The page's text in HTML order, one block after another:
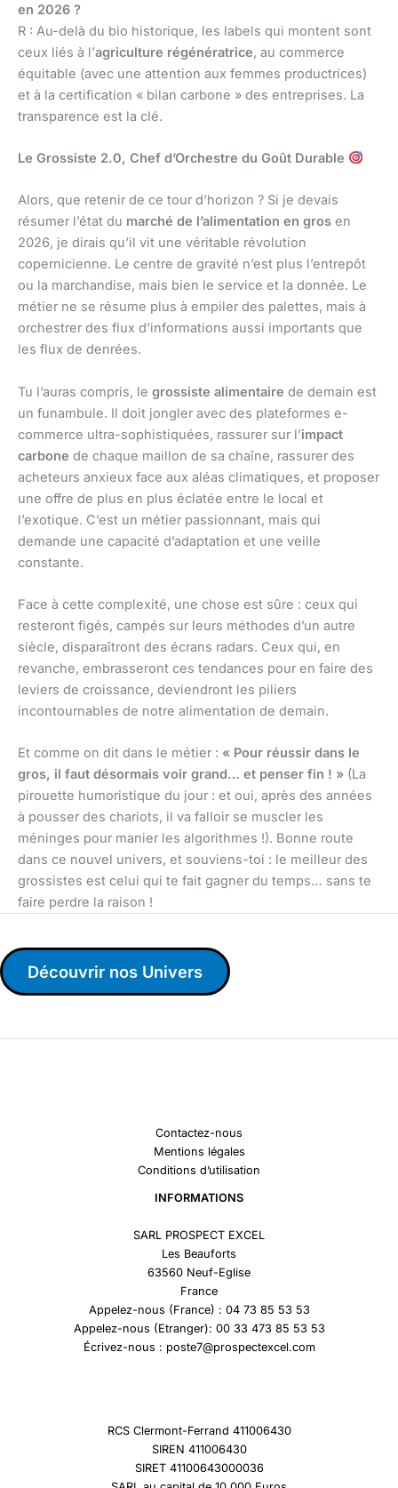
en 2026 ?
R : Au-delà du bio historique, les labels qui montent sont
ceux liés à l’agriculture régénératrice, au commerce
équitable (avec une attention aux femmes productrices)
et à la certification « bilan carbone » des entreprises. La
transparence est la clé.
Le Grossiste 2.0, Chef d’Orchestre du Goût Durable
Alors, que retenir de ce tour d’horizon ? Si je devais
résumer l’état du marché de l’alimentation en gros en
2026, je dirais qu’il vit une véritable révolution
copernicienne. Le centre de gravité n’est plus l’entrepôt
ou la marchandise, mais bien le service et la donnée. Le
métier ne se résume plus à empiler des palettes, mais à
orchestrer des flux d’informations aussi importants que
les flux de denrées.
Tu l’auras compris, le grossiste alimentaire de demain est
un funambule. Il doit jongler avec des plateformes e-
commerce ultra-sophistiquées, rassurer sur l’impact
carbone de chaque maillon de sa chaîne, rassurer des
acheteurs anxieux face aux aléas climatiques, et proposer
une offre de plus en plus éclatée entre le local et
l’exotique. C’est un métier passionnant, mais qui
demande une capacité d’adaptation et une veille
constante.
Face à cette complexité, une chose est sûre : ceux qui
resteront figés, campés sur leurs méthodes d’un autre
siècle, disparaîtront des écrans radars. Ceux qui, en
revanche, embrasseront ces tendances pour en faire des
leviers de croissance, deviendront les piliers
incontournables de notre alimentation de demain.
Et comme on dit dans le métier : « Pour réussir dans le
gros, il faut désormais voir grand… et penser fin ! » (La
pirouette humoristique du jour : et oui, après des années
à pousser des chariots, il va falloir se muscler les
méninges pour manier les algorithmes !). Bonne route
dans ce nouvel univers, et souviens-toi : le meilleur des
grossistes est celui qui te fait gagner du temps… sans te
faire perdre la raison !
Découvrir nos Univers
Contactez-nous
Mentions légales
Conditions d’utilisation
INFORMATIONS
SARL PROSPECT EXCEL
Les Beauforts
63560 Neuf-Eglise
France
Appelez-nous (France) : 04 73 85 53 53
Appelez-nous (Etranger): 00 33 473 85 53 53
Écrivez-nous : poste7@prospectexcel.com
RCS Clermont-Ferrand 411006430
SIREN 411006430
SIRET 41100643000036